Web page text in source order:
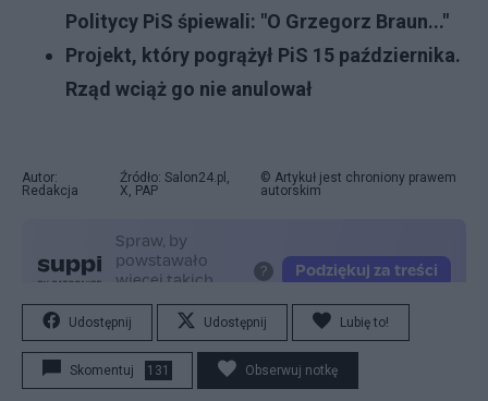
Politycy PiS śpiewali: "O Grzegorz Braun..."
Projekt, który pogrążył PiS 15 października.
Rząd wciąż go nie anulował
Autor:
Redakcja
Źródło: Salon24.pl,
X, PAP
© Artykuł jest chroniony prawem
autorskim
Udostępnij Udostępnij Lubię to!
Skomentuj 131 Obserwuj notkę